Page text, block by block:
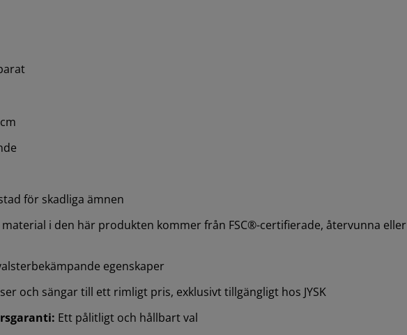
för skadliga ämnen
i den här produkten kommer från FSC®-certifierade, återvunna eller
egenskaper
och sängar till ett rimligt pris, exklusivt tillgängligt hos JYSK
Ett pålitligt och hållbart val